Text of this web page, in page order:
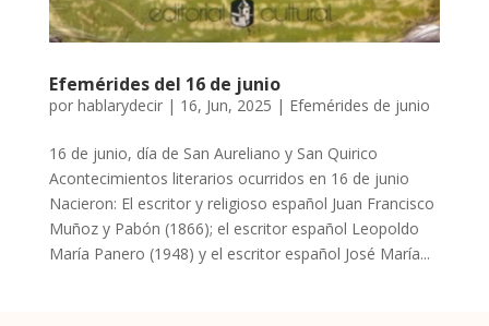
Efemérides del 16 de junio
por hablarydecir| 16, Jun, 2025 | Efemérides de junio
16 de junio, día de San Aureliano y San Quirico
Acontecimientos literarios ocurridos en 16 de junio
Nacieron: El escritor y religioso español Juan Francisco
Muñoz y Pabón (1866); el escritor español Leopoldo
María Panero (1948) y el escritor español José María...